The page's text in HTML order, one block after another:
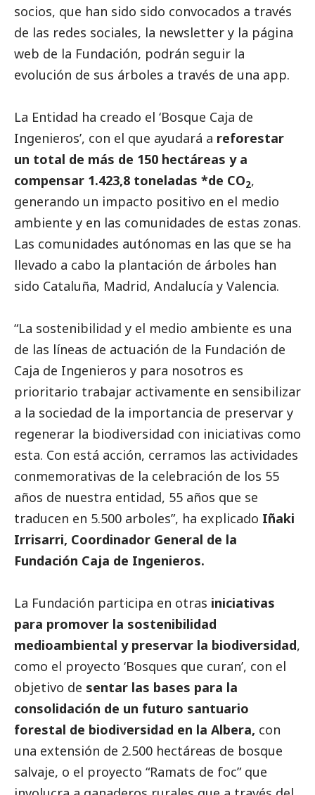
socios, que han sido sido convocados a través
de las redes sociales, la newsletter y la página
web de la Fundación, podrán seguir la
evolución de sus árboles a través de una app.
La Entidad ha creado el ‘Bosque Caja de
Ingenieros’, con el que ayudará a reforestar
un total de más de 150 hectáreas y a
compensar 1.423,8 toneladas *de CO2,
generando un impacto positivo en el medio
ambiente y en las comunidades de estas zonas.
Las comunidades autónomas en las que se ha
llevado a cabo la plantación de árboles han
sido Cataluña, Madrid, Andalucía y Valencia.
“La sostenibilidad y el medio ambiente es una
de las líneas de actuación de la Fundación de
Caja de Ingenieros y para nosotros es
prioritario trabajar activamente en sensibilizar
a la sociedad de la importancia de preservar y
regenerar la biodiversidad con iniciativas como
esta. Con está acción, cerramos las actividades
conmemorativas de la celebración de los 55
años de nuestra entidad, 55 años que se
traducen en 5.500 arboles”, ha explicado Iñaki
Irrisarri, Coordinador General de la
Fundación Caja de Ingenieros.
La Fundación participa en otras iniciativas
para promover la sostenibilidad
medioambiental y preservar la biodiversidad,
como el proyecto ‘Bosques que curan’, con el
objetivo de sentar las bases para la
consolidación de un futuro santuario
forestal de biodiversidad en la Albera, con
una extensión de 2.500 hectáreas de bosque
salvaje, o el proyecto “Ramats de foc” que